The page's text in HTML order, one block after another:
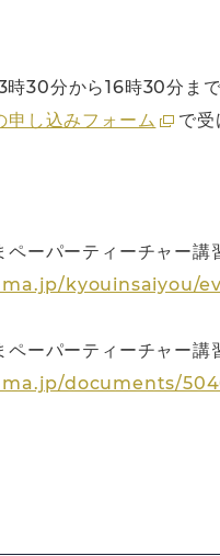
時30分から16時30分ま
申し込みフォーム で受
ーパーティーチャー講
kyouinsaiyou/
ーパーティーチャー講
documents/